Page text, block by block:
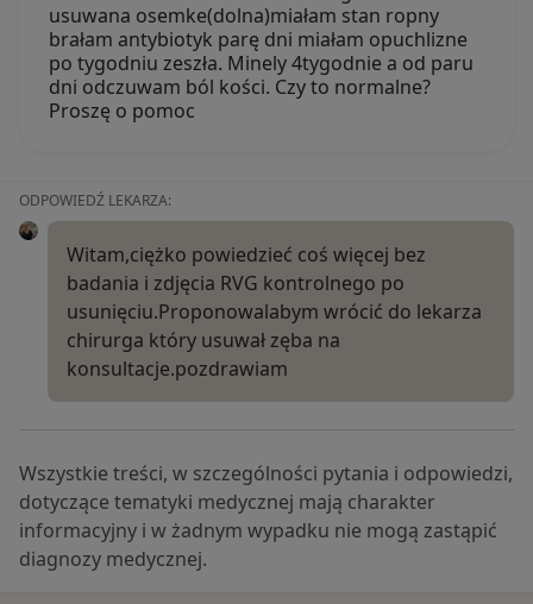
usuwana osemke(dolna)miałam stan ropny
brałam antybiotyk parę dni miałam opuchlizne
po tygodniu zeszła. Minely 4tygodnie a od paru
dni odczuwam ból kości. Czy to normalne?
Proszę o pomoc
ODPOWIEDŹ LEKARZA:
Witam,ciężko powiedzieć coś więcej bez
badania i zdjęcia RVG kontrolnego po
usunięciu.Proponowalabym wrócić do lekarza
chirurga który usuwał zęba na
konsultacje.pozdrawiam
Wszystkie treści, w szczególności pytania i odpowiedzi,
dotyczące tematyki medycznej mają charakter
informacyjny i w żadnym wypadku nie mogą zastąpić
diagnozy medycznej.